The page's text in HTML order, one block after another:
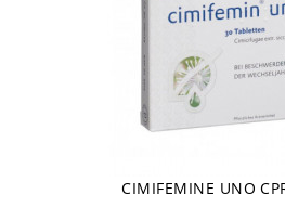
CIMIFEMINE UNO